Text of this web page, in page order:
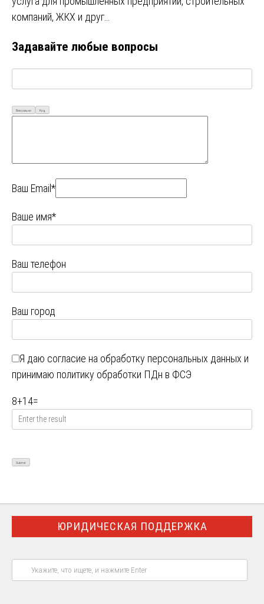
компаний, ЖКХ и друг…
Задавайте любые вопросы
Визуально Код
Ваш Email*
Ваше имя*
Ваш телефон
Ваш город
Я даю согласие на обработку персональных данных и
принимаю политику обработки ПДн в ФСЭ
8+14=
ЮРИДИЧЕСКАЯ ПОДДЕРЖКА